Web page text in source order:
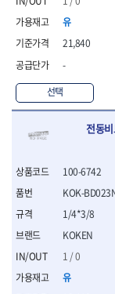
- 니퍼 외
- 바이스플라이어
- 옵셋렌치
- 콤비네이션렌치
- 양구스패너
- 라쳇콤비네이션
- 라쳇옵셋렌치
- 콤비네이션렌치
- 양구스패너세트
- 옵셋렌치세트
- 라쳇콤비네이션
- 몽키스패너
- 라쳇콤비네이션
- 함마렌치
유
21,840
-
선택
전동
100-6742
KOKEN
1 / 0
유
KOK-
1/4*3/8